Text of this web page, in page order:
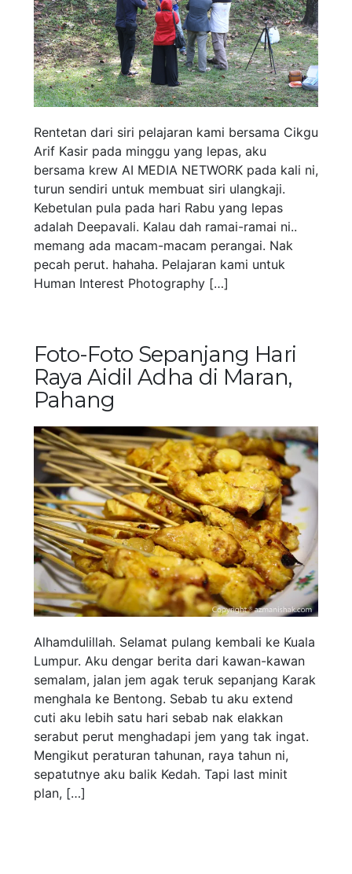
Rentetan dari siri pelajaran kami bersama Cikgu
Arif Kasir pada minggu yang lepas, aku
bersama krew AI MEDIA NETWORK pada kali ni,
turun sendiri untuk membuat siri ulangkaji.
Kebetulan pula pada hari Rabu yang lepas
adalah Deepavali. Kalau dah ramai-ramai ni..
memang ada macam-macam perangai. Nak
pecah perut. hahaha. Pelajaran kami untuk
Human Interest Photography […]
Foto-Foto Sepanjang Hari
Raya Aidil Adha di Maran,
Pahang
Alhamdulillah. Selamat pulang kembali ke Kuala
Lumpur. Aku dengar berita dari kawan-kawan
semalam, jalan jem agak teruk sepanjang Karak
menghala ke Bentong. Sebab tu aku extend
cuti aku lebih satu hari sebab nak elakkan
serabut perut menghadapi jem yang tak ingat.
Mengikut peraturan tahunan, raya tahun ni,
sepatutnye aku balik Kedah. Tapi last minit
plan, […]